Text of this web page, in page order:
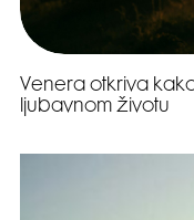
Venera otkriva
ljubavnom životu